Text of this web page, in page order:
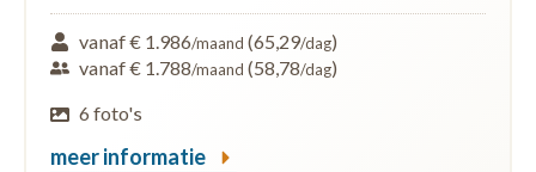
vanaf € 1.986/maand (65,29/dag)
vanaf € 1.788/maand (58,78/dag)
6 foto's
meer informatie